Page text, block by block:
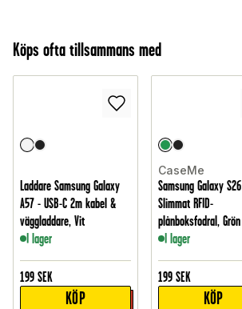
Köps ofta tillsammans med
Laddare Samsung Galaxy
A57 - USB-C 2m kabel &
väggladdare, Vit
I lager
199 SEK
KÖP
CaseMe
Samsung Galaxy S26
Slimmat RFID-
plånboksfodral, Grön
I lager
199 SEK
KÖP